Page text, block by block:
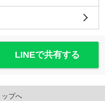
LINEで共有する
プへ